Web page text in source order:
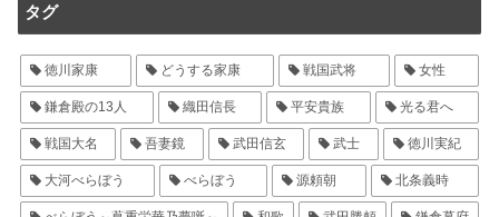
タグ
徳川家康 どうする家康 戦国武将 女性
鎌倉殿の13人 織田信長 平安貴族 光る君へ
戦国大名 吾妻鏡 武田信玄 武士 徳川実紀
大河べらぼう べらぼう 源頼朝 北条義時